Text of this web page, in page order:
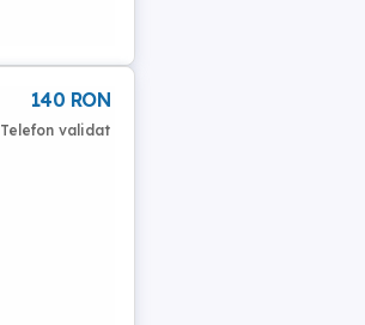
140 RON
Telefon validat